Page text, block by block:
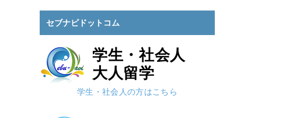
セブナビドットコム
学生・社会人
大人留学
学生・社会人の方はこちら